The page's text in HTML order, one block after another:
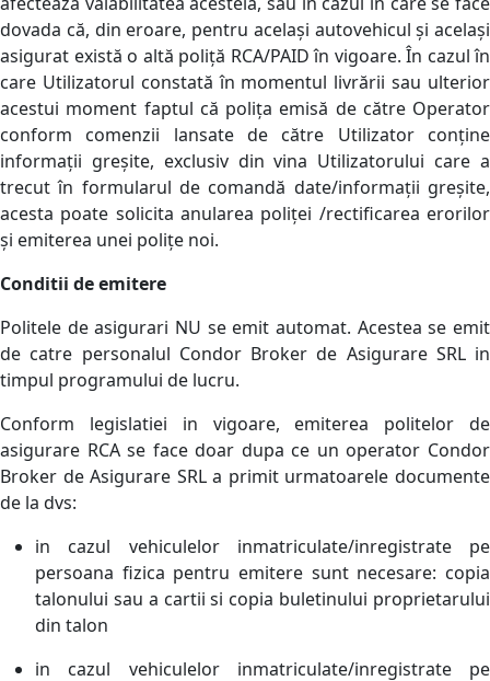
dovada că, din eroare, pentru același autovehicul și același
asigurat există o altă poliță RCA/PAID în vigoare. În cazul în
care Utilizatorul constată în momentul livrării sau ulterior
acestui moment faptul că polița emisă de către Operator
conform comenzii lansate de către Utilizator conține
informații greșite, exclusiv din vina Utilizatorului care a
trecut în formularul de comandă date/informații greșite,
acesta poate solicita anularea poliței /rectificarea erorilor
și emiterea unei polițe noi.
Conditii de emitere
Politele de asigurari NU se emit automat. Acestea se emit
de catre personalul Condor Broker de Asigurare SRL in
timpul programului de lucru.
Conform legislatiei in vigoare, emiterea politelor de
asigurare RCA se face doar dupa ce un operator Condor
Broker de Asigurare SRL a primit urmatoarele documente
de la dvs:
in cazul vehiculelor inmatriculate/inregistrate pe
persoana fizica pentru emitere sunt necesare: copia
talonului sau a cartii si copia buletinului proprietarului
din talon
in cazul vehiculelor inmatriculate/inregistrate pe